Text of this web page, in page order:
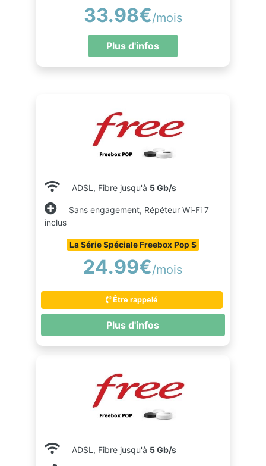
33.98€/mois
Plus d'infos
ADSL, Fibre jusqu'à 5 Gb/s
Sans engagement, Répéteur Wi-Fi 7
inclus
La Série Spéciale Freebox Pop S
24.99€/mois
Être rappelé
Plus d'infos
ADSL, Fibre jusqu'à 5 Gb/s